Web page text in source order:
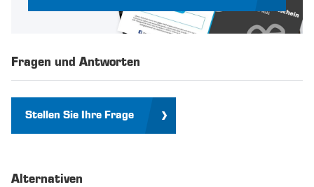
Fragen und Antworten
Stellen Sie Ihre Frage
Alternativen